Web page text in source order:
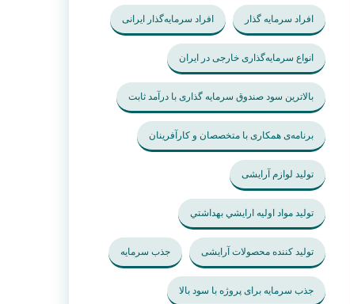
افراد سرمایه گذار افراد سرمایه‌گذار ایرانی
انواع سرمایه‌گذاری خارجی در ایران
بالاترین سود صندوق سرمایه گذاری با درآمد ثابت
برنامه‌ی همکاری با متخصصان و کارآفرینان
تولید لوازم آرایشی
تولید مواد اوليه ارايشي بهداشتي
تولید کننده محصولات آرایشی جذب سرمایه
جذب سرمایه برای پروژه با سود بالا